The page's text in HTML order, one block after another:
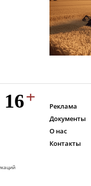
Реклама
Документы
О нас
Контакты